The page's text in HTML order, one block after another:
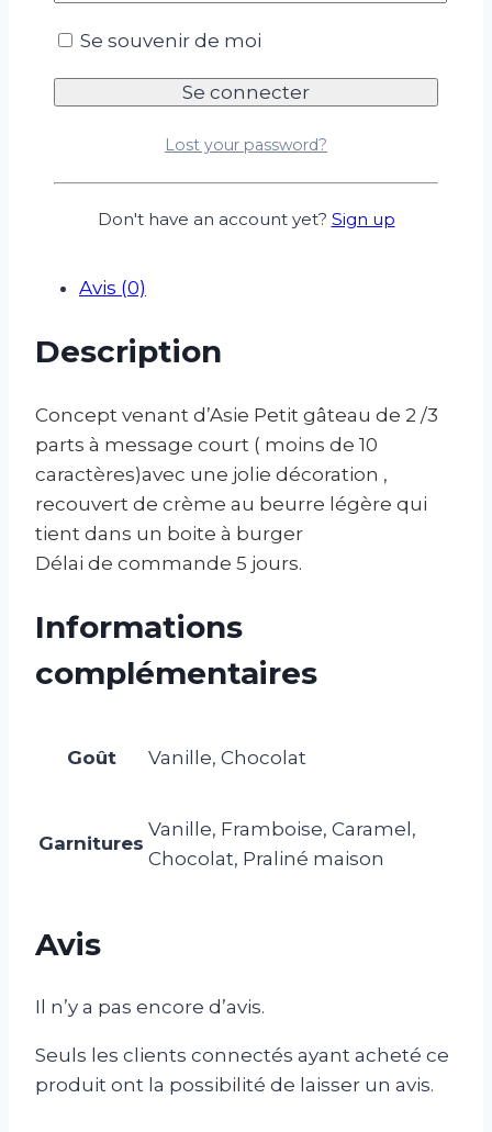
recouvert de crème au beurre légère qui
tient dans un boite à burger
Délai de commande 5 jours
Ce produit est actuellement en rupture et
indisponible.
Description
Avis (0)
Description
Concept venant d’Asie Petit gâteau de 2 /3
parts à message court ( moins de 10
caractères)avec une jolie décoration ,
recouvert de crème au beurre légère qui
tient dans un boite à burger
Délai de commande 5 jours.
Informations
complémentaires
Goût Vanille, Chocolat
Garnitures
Vanille, Framboise, Caramel,
Chocolat, Praliné maison
Avis
Il n’y a pas encore d’avis.
Seuls les clients connectés ayant acheté ce
produit ont la possibilité de laisser un avis.
Se souvenir de moi
Lost your password?
Don't have an account yet? Sign up